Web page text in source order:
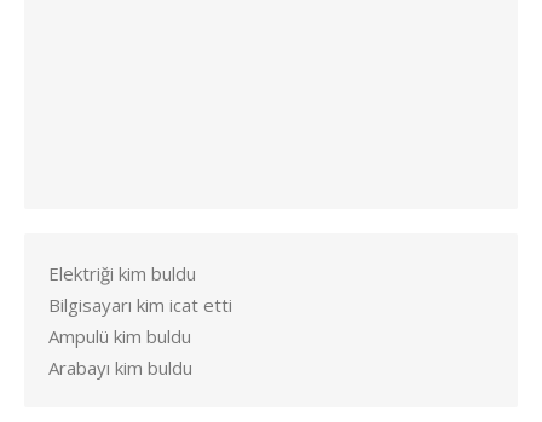
Elektriği kim buldu
Bilgisayarı kim icat etti
Ampulü kim buldu
Arabayı kim buldu